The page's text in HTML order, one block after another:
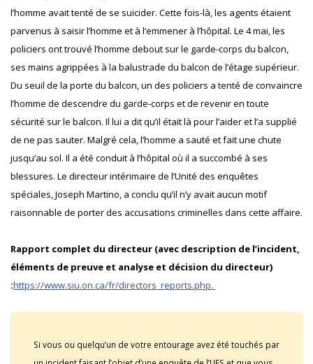
l’homme avait tenté de se suicider. Cette fois-là, les agents étaient
parvenus à saisir l’homme et à l’emmener à l’hôpital. Le 4 mai, les
policiers ont trouvé l’homme debout sur le garde-corps du balcon,
ses mains agrippées à la balustrade du balcon de l’étage supérieur.
Du seuil de la porte du balcon, un des policiers a tenté de convaincre
l’homme de descendre du garde-corps et de revenir en toute
sécurité sur le balcon. Il lui a dit qu’il était là pour l’aider et l’a supplié
de ne pas sauter. Malgré cela, l’homme a sauté et fait une chute
jusqu’au sol. Il a été conduit à l’hôpital où il a succombé à ses
blessures. Le directeur intérimaire de l’Unité des enquêtes
spéciales, Joseph Martino, a conclu qu’il n’y avait aucun motif
raisonnable de porter des accusations criminelles dans cette affaire.
Rapport complet du directeur (avec description de l’incident,
éléments de preuve et analyse et décision du directeur)
:https://www.siu.on.ca/fr/directors_reports.php.
Si vous ou quelqu’un de votre entourage avez été touchés par